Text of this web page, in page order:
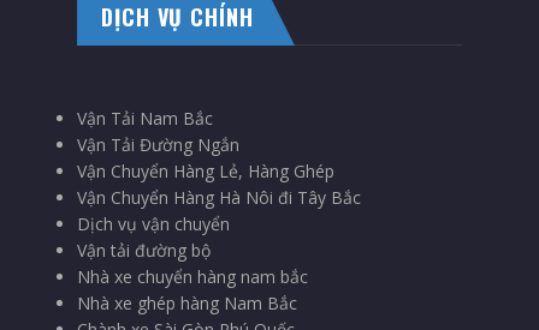
DỊCH VỤ CHÍNH
Vận Tải Nam Bắc
Vận Tải Đường Ngắn
Vận Chuyển Hàng Lẻ, Hàng Ghép
Vận Chuyển Hàng Hà Nôi đi Tây Bắc
Dịch vụ vận chuyển
Vận tải đường bộ
Nhà xe chuyển hàng nam bắc
Nhà xe ghép hàng Nam Bắc